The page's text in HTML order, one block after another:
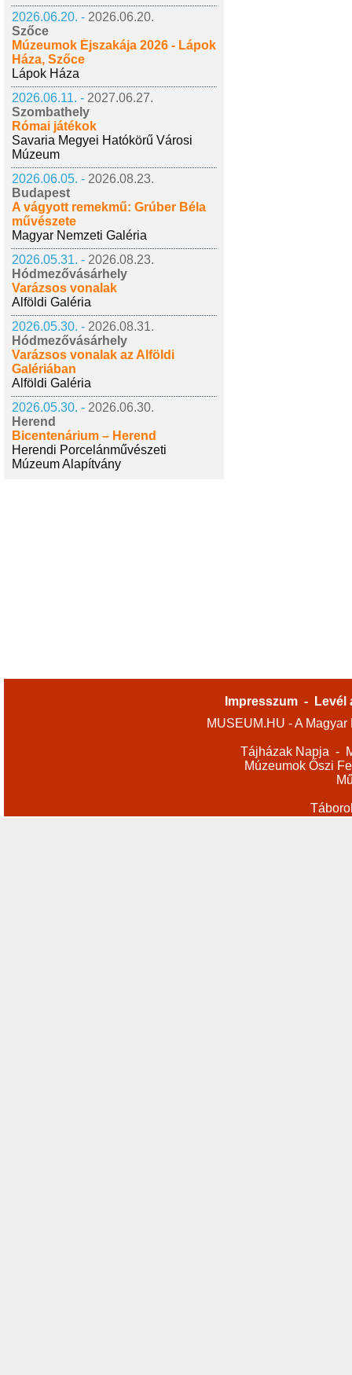
2026.06.20. - 2026.06.20.
Szőce
Múzeumok Éjszakája 2026 - Lápok
Háza, Szőce
Lápok Háza
2026.06.11. - 2027.06.27.
Szombathely
Római játékok
Savaria Megyei Hatókörű Városi
Múzeum
2026.06.05. - 2026.08.23.
Budapest
A vágyott remekmű: Grúber Béla
művészete
Magyar Nemzeti Galéria
2026.05.31. - 2026.08.23.
Hódmezővásárhely
Varázsos vonalak
Alföldi Galéria
2026.05.30. - 2026.08.31.
Hódmezővásárhely
Varázsos vonalak az Alföldi
Galériában
Alföldi Galéria
2026.05.30. - 2026.06.30.
Herend
Bicentenárium – Herend
Herendi Porcelánművészeti
Múzeum Alapítvány
Impresszum -
Levél
MUSEUM.HU - A
Tájházak Napja -
Múzeumok Őszi